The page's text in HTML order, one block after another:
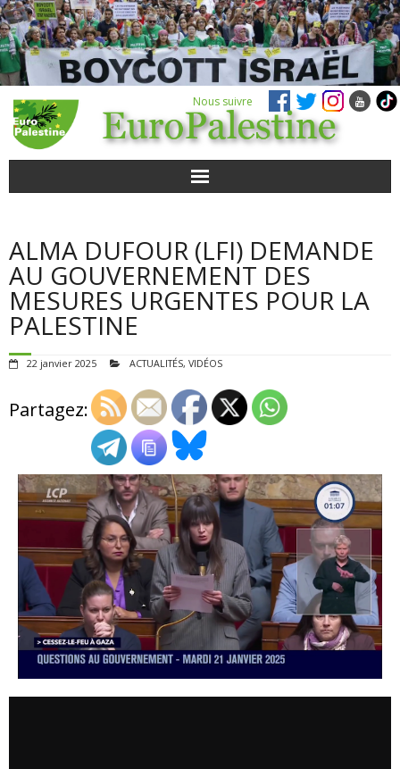
Nous suivre
POUR AGIR
AGENDA
QUI SOMMES-NOUS ?
ADHÉSIONS, DONS, CONTACT
ALMA DUFOUR (LFI) DEMANDE
AU GOUVERNEMENT DES
MESURES URGENTES POUR LA
PALESTINE
22 janvier 2025 ACTUALITÉS, VIDÉOS
Partagez: